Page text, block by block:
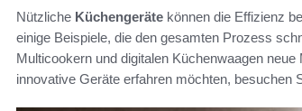
Nützliche Küchengeräte können die Effizienz
einige Beispiele, die den gesamten Prozess
Multicookern und digitalen Küchenwaagen
innovative Geräte erfahren möchten, besuchen